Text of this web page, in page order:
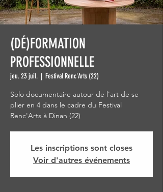
(DÉ)FORMATION
PROFESSIONNELLE
jeu. 23 juil.
  |
Festival Renc'Arts (22)
Solo documentaire autour de l'art de se
plier en 4 dans le cadre du Festival
Renc'Arts à Dinan (22)
Les inscriptions sont closes
Voir d'autres événements